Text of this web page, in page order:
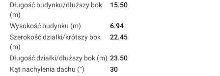
Długość budynku/dłuższy bok
(m)
15.50
Wysokość budynku (m)
6.94
Szerokość działki/krótszy bok
(m)
22.45
Długość działki/dłuższy bok (m) 23.50
Kąt nachylenia dachu (°)
30